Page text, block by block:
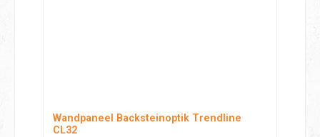
Wandpaneel Backsteinoptik Trendline
CL32